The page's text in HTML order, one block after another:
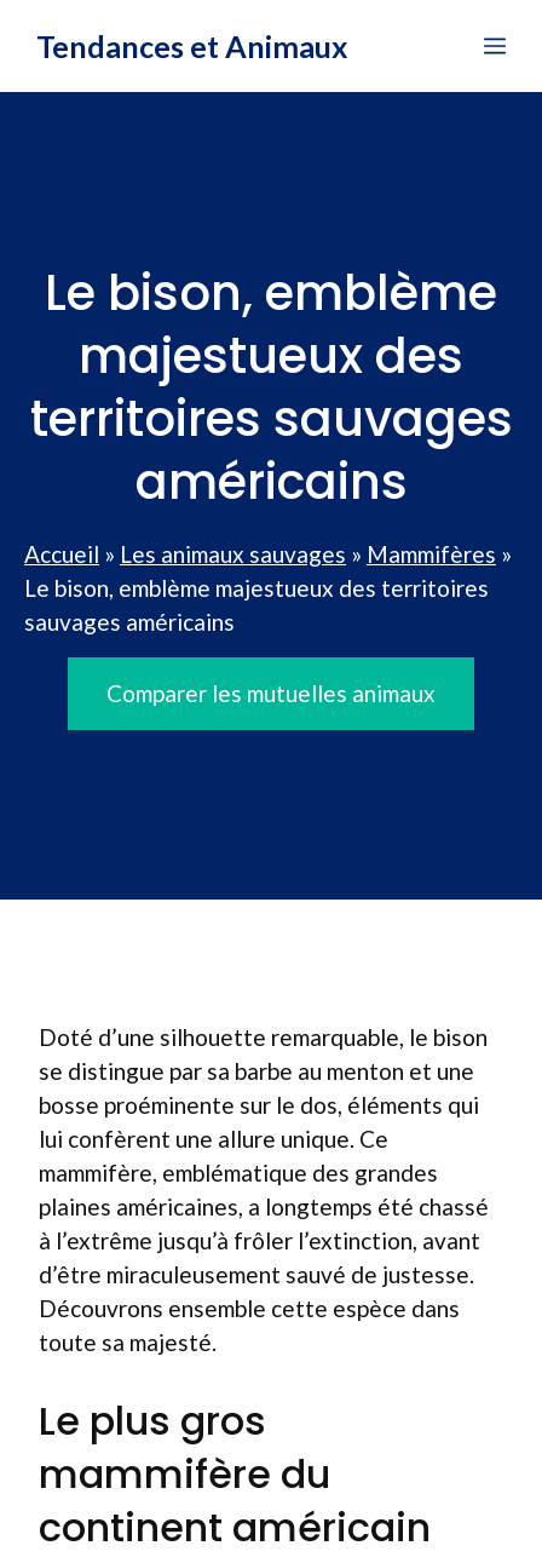
Tendances et Animaux
Le bison, emblème
majestueux des
territoires sauvages
américains
Accueil » Les animaux sauvages » Mammifères »
Le bison, emblème majestueux des territoires
sauvages américains
Comparer les mutuelles animaux
Doté d’une silhouette remarquable, le bison
se distingue par sa barbe au menton et une
bosse proéminente sur le dos, éléments qui
lui confèrent une allure unique. Ce
mammifère, emblématique des grandes
plaines américaines, a longtemps été chassé
à l’extrême jusqu’à frôler l’extinction, avant
d’être miraculeusement sauvé de justesse.
Découvrons ensemble cette espèce dans
toute sa majesté.
Le plus gros
mammifère du
continent américain